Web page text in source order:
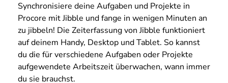
Synchronisiere deine Aufgaben und Projekte in
Procore mit Jibble und fange in wenigen Minuten an
zu jibbeln! Die Zeiterfassung von Jibble funktioniert
auf deinem Handy, Desktop und Tablet. So kannst
du die für verschiedene Aufgaben oder Projekte
aufgewendete Arbeitszeit überwachen, wann immer
du sie brauchst.